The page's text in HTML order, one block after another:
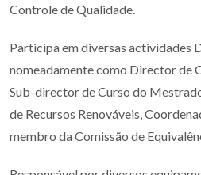
Controle de Qualidade.
Participa em diversas actividades
nomeadamente como Director de
Sub-director de Curso do
de Recursos Renováveis,
membro da Comissão de